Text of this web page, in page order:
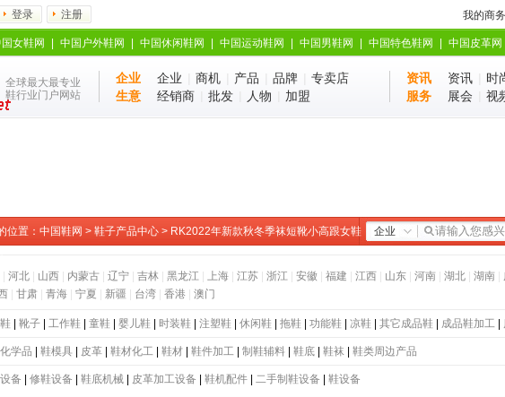
登录 注册 我的商
女鞋网 中国户外鞋网 中国休闲鞋网 中国运动鞋网 中国男鞋网 中国特色鞋网 中国皮革网
全球最大最专业
鞋行业门户网站
企业
生意
企业 商机 产品 品牌
专卖店
经销商
批发 人物 加盟
资讯
服务
资讯 时
展会
视
位置： 中国鞋网 > 鞋子产品中心 > RK2022年新款秋冬季袜短靴小高跟女鞋 企业
| 河北| 山西| 内蒙古| 辽宁| 吉林| 黑龙江 上海| 江苏| 浙江 安徽| 福建 江西| 山东| 河南| 湖北| 湖南|
| 甘肃| 青海| 宁夏 新疆 台湾| 香港| 澳门
| 靴子| 工作鞋| 童鞋| 婴儿鞋| 时装鞋| 注塑鞋| 休闲鞋| 拖鞋| 功能鞋| 凉鞋| 其它成品鞋| 成品鞋加工|
学品 鞋模具 皮革| 鞋材化工| 鞋材| 鞋件加工| 制鞋辅料| 鞋底| 鞋袜| 鞋类周边产品
备 修鞋设备 鞋底机械| 皮革加工设备 鞋机配件| 二手制鞋设备 鞋设备